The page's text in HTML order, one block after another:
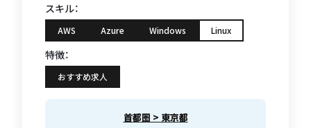
スキル：
AWS Azure Windows Linux
特徴：
おすすめ求人
首都圏 > 東京都